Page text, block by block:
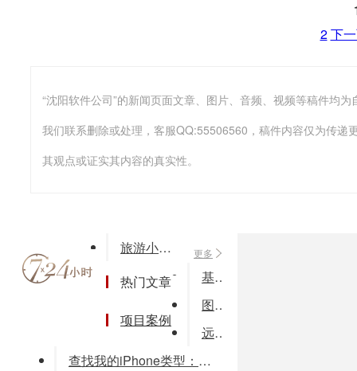
2下
我们联系删除或处理，客服QQ:55506560，稿件内容仅为传递
其观点或证实其内容的真实性。
更多
热门文章
项目案例
旅游小程序开发，功能必备大全
基于PHP的新闻发布系统__毕业论文
图书馆管理系统设计与实现-word全文下载
远导购销链管理软件
查找我的iPhone类型：安全更新：2016-09-17下载次数：1000万+系统：iOS开发商：Apple Inc.(官网)手机扫二维下载苹果版下载app介绍app截图文件下载网友评论(5)用另一部